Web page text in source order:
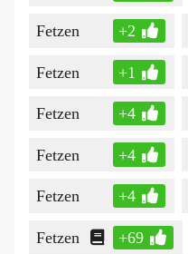
Fetzen +2
Fetzen +1
Fetzen +4
Fetzen +4
Fetzen +4
Fetzen +69